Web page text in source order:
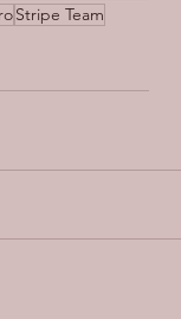
Stripe Team